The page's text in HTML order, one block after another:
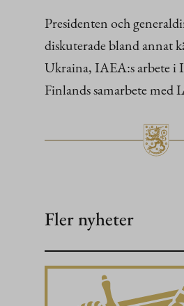
Presidenten och
diskuterade bland annat
Ukraina, IAEA:s arbete i
Finlands samarbete med
Fler nyheter